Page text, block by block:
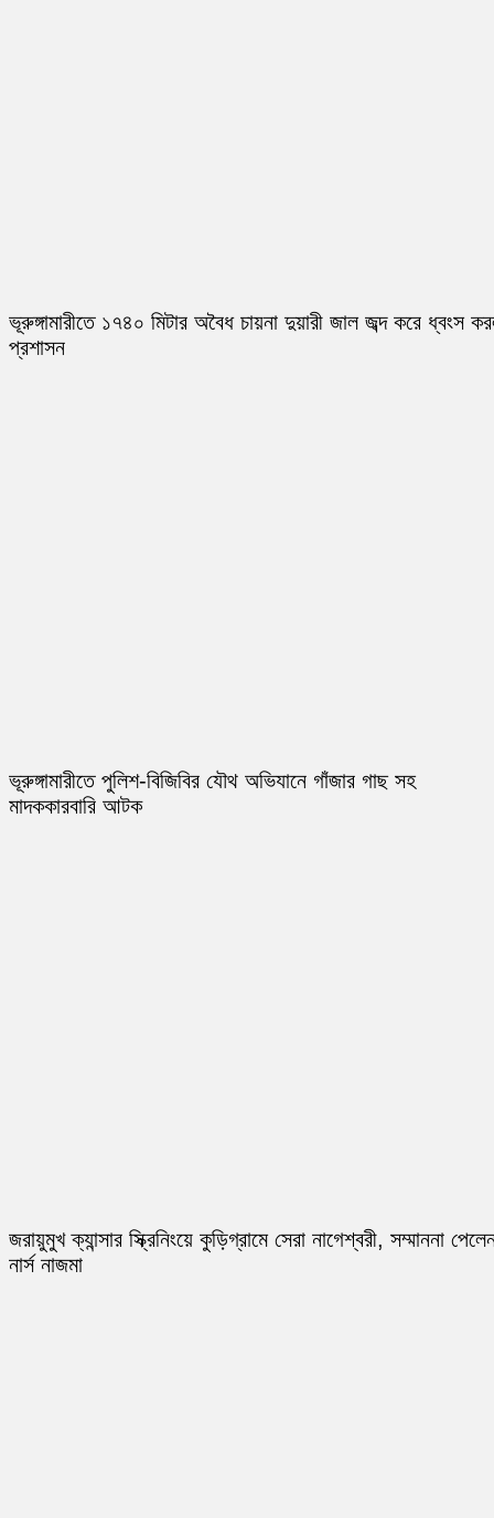
ভূরুঙ্গামারীতে ১৭৪০ মিটার অবৈধ চায়না দুয়ারী জাল জব্দ করে ধ্বংস
প্রশাসন
ভূরুঙ্গামারীতে পুলিশ-বিজিবির যৌথ অভিযানে গাঁজার গাছ সহ
মাদককারবারি আটক
জরায়ুমুখ ক্যান্সার স্ক্রিনিংয়ে কুড়িগ্রামে সেরা নাগেশ্বরী, সম্মাননা
নার্স নাজমা